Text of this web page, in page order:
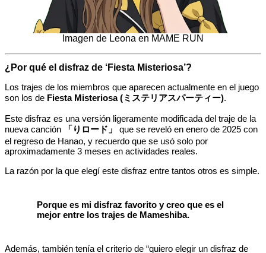
Imagen de Leona en MAME RUN
¿Por qué el disfraz de ‘Fiesta Misteriosa’?
Los trajes de los miembros que aparecen actualmente en el juego
son los de Fiesta Misteriosa (ミステリアスパーティー).
Este disfraz es una versión ligeramente modificada del traje de la
nueva canción
「りロード」
que se reveló en enero de 2025 con
el regreso de Hanao, y recuerdo que se usó solo por
aproximadamente 3 meses en actividades reales.
La razón por la que elegí este disfraz entre tantos otros es simple.
Porque es mi disfraz favorito y creo que es el
mejor entre los trajes de Mameshiba.
Además, también tenía el criterio de “quiero elegir un disfraz de